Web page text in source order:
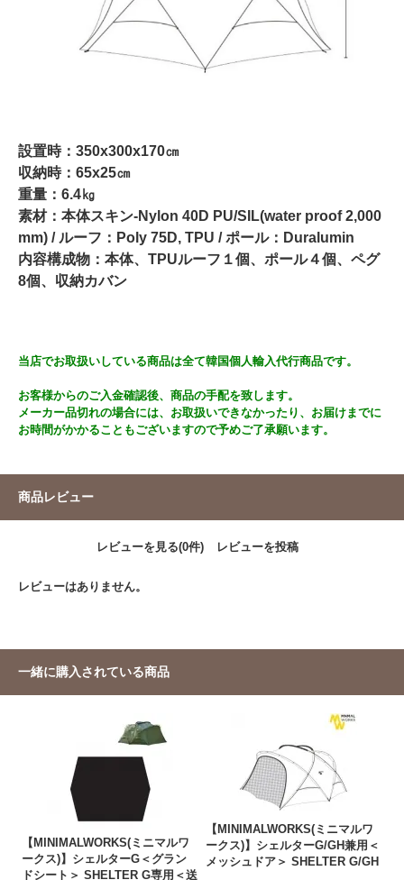
設置時：350x300x170㎝
収納時：65x25㎝
重量：6.4㎏
素材：本体スキン-Nylon 40D PU/SIL(water proof 2,000
mm) / ルーフ：Poly 75D, TPU / ポール：Duralumin
内容構成物：本体、TPUルーフ１個、ポール４個、ペグ
8個、収納カバン
当店でお取扱いしている商品は全て韓国個人輸入代行商品です。
お客様からのご入金確認後、商品の手配を致します。
メーカー品切れの場合には、お取扱いできなかったり、お届けまでに
お時間がかかることもございますので予めご了承願います。
商品レビュー
レビューを見る(0件) レビューを投稿
レビューはありません。
一緒に購入されている商品
【MINIMALWORKS(ミニマルワ
ークス)】シェルターG＜グラン
ドシート＞ SHELTER G専用＜送
【MINIMALWORKS(ミニマルワ
ークス)】シェルターG/GH兼用＜
メッシュドア＞ SHELTER G/GH